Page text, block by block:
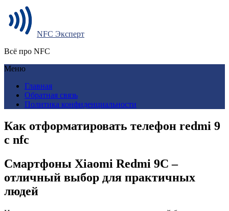
NFC Эксперт
Всё про NFC
Меню
Главная
Обратная связь
Политика конфиденциальности
Как отформатировать телефон redmi 9
c nfc
Смартфоны Xiaomi Redmi 9C –
отличный выбор для практичных
людей